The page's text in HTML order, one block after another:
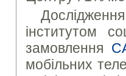
інститутом
замовлення
мобільних